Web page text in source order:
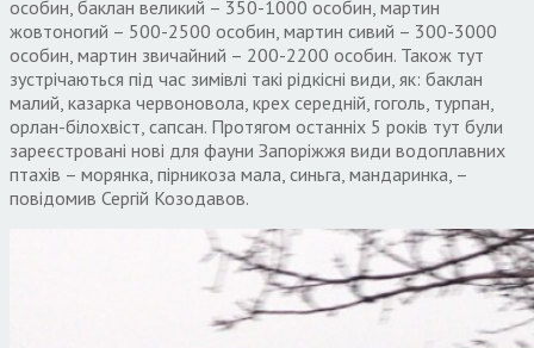
особин, баклан великий – 350-1000 особин, мартин
жовтоногий – 500-2500 особин, мартин сивий – 300-3000
особин, мартин звичайний – 200-2200 особин. Також тут
зустрічаються під час зимівлі такі рідкісні види, як: баклан
малий, казарка червоновола, крех середній, гоголь, турпан,
орлан-білохвіст, сапсан. Протягом останніх 5 років тут були
зареєстровані нові для фауни Запоріжжя види водоплавних
птахів – морянка, пірникоза мала, синьга, мандаринка, –
повідомив Сергій Козодавов.